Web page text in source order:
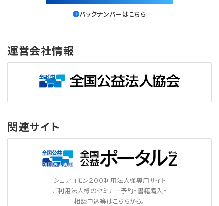
バックナンバーはこちら
運営会社情報
関連サイト
シェアコモン２００利用法人様専用サイト
ご利用法人様のセミナー予約・書籍購入・
相談申込等はこちらから。